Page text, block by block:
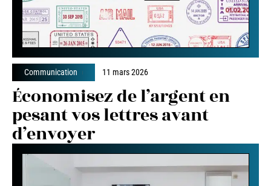
Communication 11 mars 2026
Économisez de l’argent en
pesant vos lettres avant
d’envoyer